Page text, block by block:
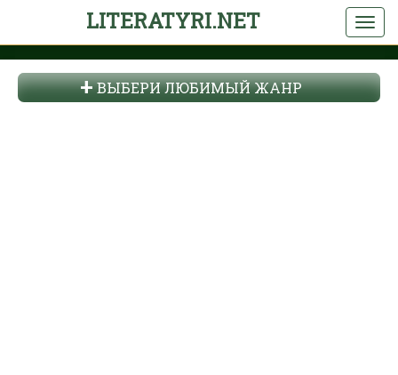
LITERATYRI.NET
ВЫБЕРИ ЛЮБИМЫЙ ЖАНР